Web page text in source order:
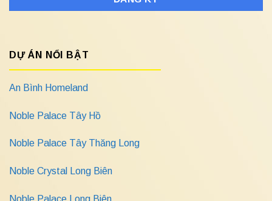
DỰ ÁN NỔI BẬT
An Bình Homeland
Noble Palace Tây Hồ
Noble Palace Tây Thăng Long
Noble Crystal Long Biên
Noble Palace Long Biên